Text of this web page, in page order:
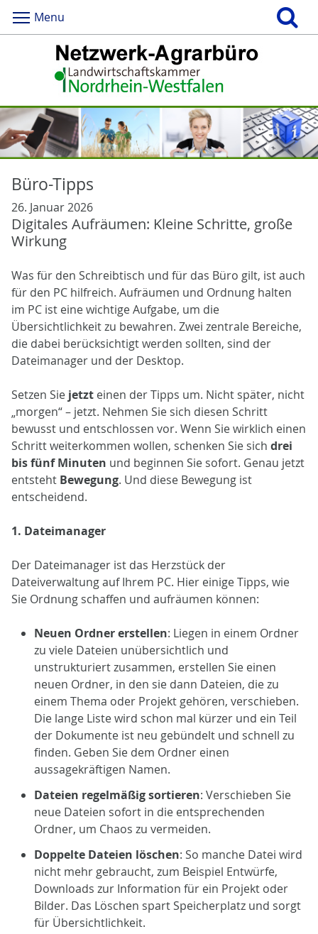
Menu
Büro-Tipps
26. Januar 2026
Digitales Aufräumen: Kleine Schritte, große
Wirkung
Was für den Schreibtisch und für das Büro gilt, ist auch
für den PC hilfreich. Aufräumen und Ordnung halten
im PC ist eine wichtige Aufgabe, um die
Übersichtlichkeit zu bewahren. Zwei zentrale Bereiche,
die dabei berücksichtigt werden sollten, sind der
Dateimanager und der Desktop.
Setzen Sie jetzt einen der Tipps um. Nicht später, nicht
„morgen“ – jetzt. Nehmen Sie sich diesen Schritt
bewusst und entschlossen vor. Wenn Sie wirklich einen
Schritt weiterkommen wollen, schenken Sie sich drei
bis fünf Minuten und beginnen Sie sofort. Genau jetzt
entsteht Bewegung. Und diese Bewegung ist
entscheidend.
1. Dateimanager
Der Dateimanager ist das Herzstück der
Dateiverwaltung auf Ihrem PC. Hier einige Tipps, wie
Sie Ordnung schaffen und aufräumen können:
Neuen Ordner erstellen: Liegen in einem Ordner
zu viele Dateien unübersichtlich und
unstrukturiert zusammen, erstellen Sie einen
neuen Ordner, in den sie dann Dateien, die zu
einem Thema oder Projekt gehören, verschieben.
Die lange Liste wird schon mal kürzer und ein Teil
der Dokumente ist neu gebündelt und schnell zu
finden. Geben Sie dem Ordner einen
aussagekräftigen Namen.
Dateien regelmäßig sortieren: Verschieben Sie
neue Dateien sofort in die entsprechenden
Ordner, um Chaos zu vermeiden.
Doppelte Dateien löschen: So manche Datei wird
nicht mehr gebraucht, zum Beispiel Entwürfe,
Downloads zur Information für ein Projekt oder
Bilder. Das Löschen spart Speicherplatz und sorgt
für Übersichtlichkeit.